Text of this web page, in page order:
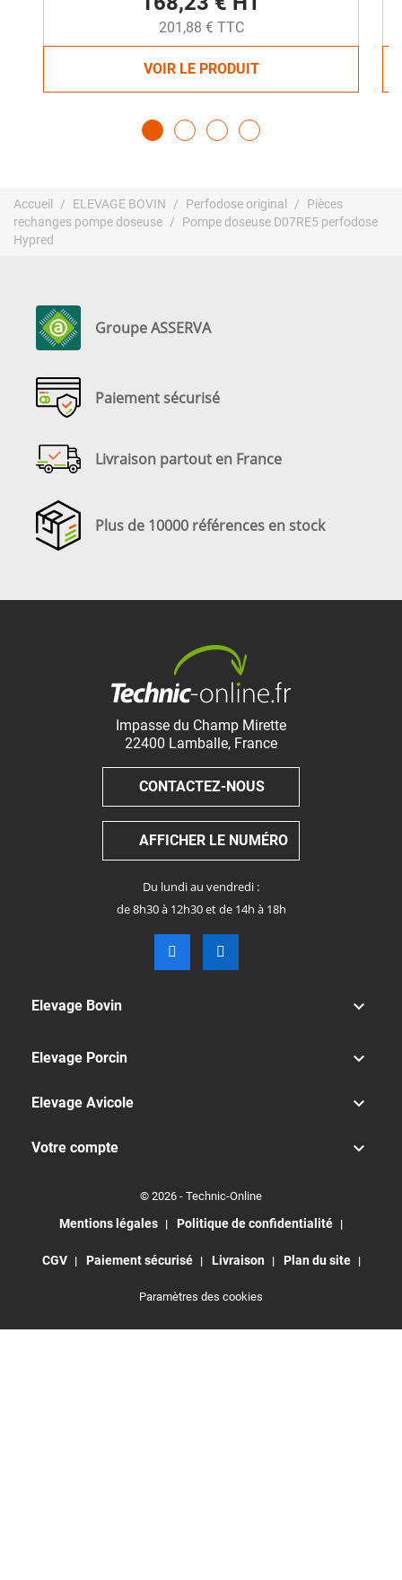
201,88 € TTC
VOIR LE PRODUIT
Accueil ELEVAGE BOVIN Perfodose original
Pièces
rechanges pompe doseuse
Pompe doseuse D07RE5 perfodose
Hypred
Groupe ASSERVA
Paiement sécurisé
Livraison partout en France
Plus de 10000 références en stock
Impasse du Champ Mirette
22400 Lamballe, France
CONTACTEZ-NOUS
AFFICHER LE NUMÉRO
Du lundi au vendredi :
de 8h30 à 12h30 et de 14h à 18h
Elevage Bovin 
Elevage Porcin 
Elevage Avicole 
Votre compte 
© 2026 - Technic-Online
Mentions légales Politique de confidentialité
CGV Paiement sécurisé Livraison Plan du site
Paramètres des cookies